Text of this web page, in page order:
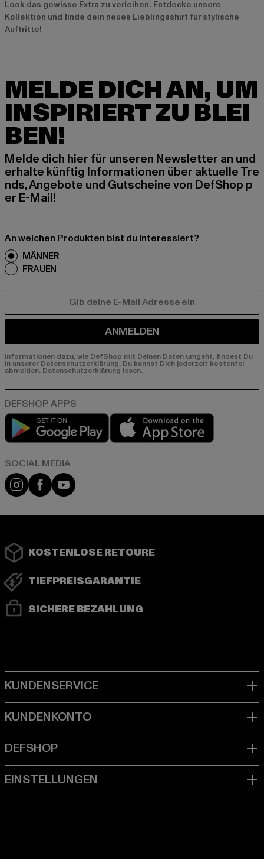
Look das gewisse Extra zu verleihen. Entdecke unsere
Kollektion und finde dein neues Lieblingsshirt für stylische
Auftritte!
MELDE DICH AN, UM
INSPIRIERT ZU BLEI
BEN!
Melde dich hier für unseren Newsletter an und
erhalte künftig Informationen über aktuelle Tre
nds, Angebote und Gutscheine von DefShop p
er E-Mail!
An welchen Produkten bist du interessiert?
MÄNNER
FRAUEN
ANMELDEN
Informationen dazu, wie DefShop mit Deinen Daten umgeht, findest Du
in unserer Datenschutzerklärung. Du kannst Dich jederzeit kostenfei
abmelden. Datenschutzerklärung lesen.
Play market
Instagram
FacebookYouTube
KOSTENLOSE RETOURE
TIEFPREISGARANTIE
SICHERE BEZAHLUNG